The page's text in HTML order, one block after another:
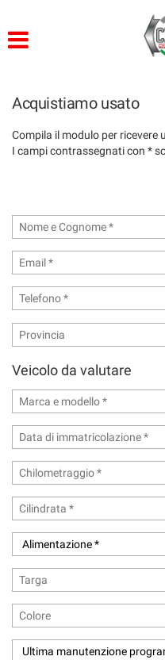
ACQUISTIAMO USATO
ASSISTENZA
Acquistiamo usato
Compila il modulo per ricevere
I campi contrassegnati con *
Veicolo da valutare